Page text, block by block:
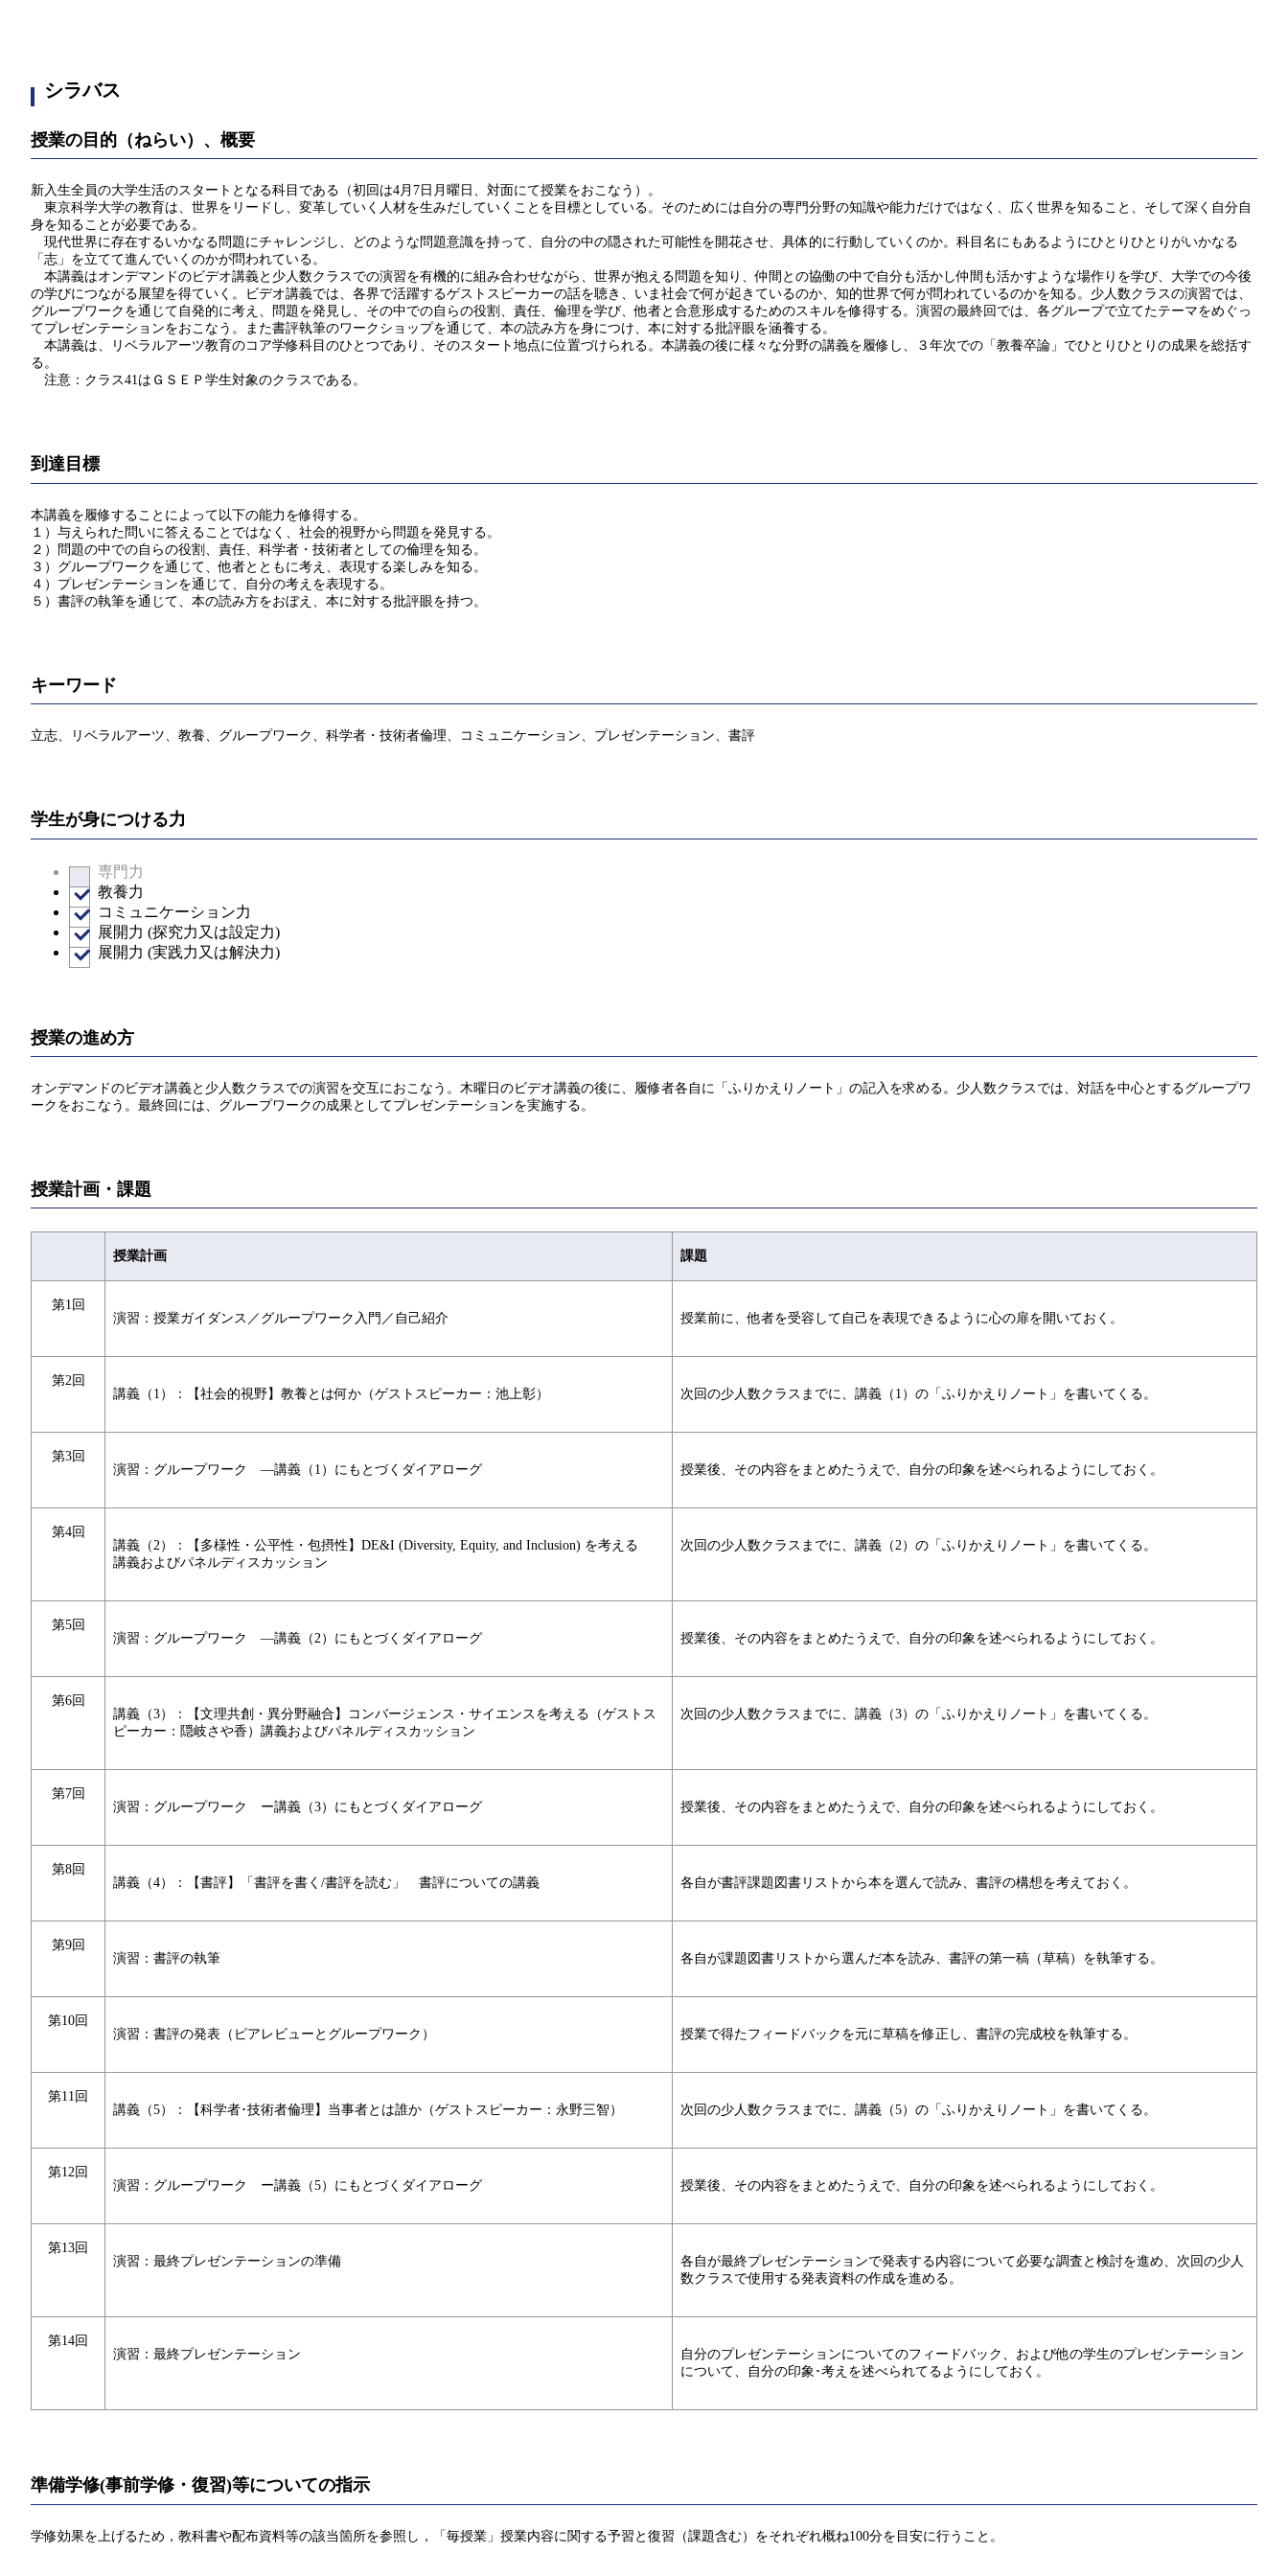
シラバス
授業の目的（ねらい）、概要
新入生全員の大学生活のスタートとなる科目である（初回は4月7日月曜日、対面にて授業をおこなう）。
東京科学大学の教育は、世界をリードし、変革していく人材を生みだしていくことを目標としている。そのためには自分の専門分野の知識や能力だけではなく、広く世界を知ること、そして深く自分自
身を知ることが必要である。
現代世界に存在するいかなる問題にチャレンジし、どのような問題意識を持って、自分の中の隠された可能性を開花させ、具体的に行動していくのか。科目名にもあるようにひとりひとりがいかなる
「志」を立てて進んでいくのかが問われている。
本講義はオンデマンドのビデオ講義と少人数クラスでの演習を有機的に組み合わせながら、世界が抱える問題を知り、仲間との協働の中で自分も活かし仲間も活かすような場作りを学び、大学での今後
の学びにつながる展望を得ていく。ビデオ講義では、各界で活躍するゲストスピーカーの話を聴き、いま社会で何が起きているのか、知的世界で何が問われているのかを知る。少人数クラスの演習では、
グループワークを通じて自発的に考え、問題を発見し、その中での自らの役割、責任、倫理を学び、他者と合意形成するためのスキルを修得する。演習の最終回では、各グループで立てたテーマをめぐっ
てプレゼンテーションをおこなう。また書評執筆のワークショップを通じて、本の読み方を身につけ、本に対する批評眼を涵養する。
本講義は、リベラルアーツ教育のコア学修科目のひとつであり、そのスタート地点に位置づけられる。本講義の後に様々な分野の講義を履修し、３年次での「教養卒論」でひとりひとりの成果を総括す
る。
注意：クラス41はＧＳＥＰ学生対象のクラスである。
到達目標
本講義を履修することによって以下の能力を修得する。
１）与えられた問いに答えることではなく、社会的視野から問題を発見する。
２）問題の中での自らの役割、責任、科学者・技術者としての倫理を知る。
３）グループワークを通じて、他者とともに考え、表現する楽しみを知る。
４）プレゼンテーションを通じて、自分の考えを表現する。
５）書評の執筆を通じて、本の読み方をおぼえ、本に対する批評眼を持つ。
キーワード
立志、リベラルアーツ、教養、グループワーク、科学者・技術者倫理、コミュニケーション、プレゼンテーション、書評
学生が身につける力
専門力
教養力
コミュニケーション力
展開力 (探究力又は設定力)
展開力 (実践力又は解決力)
授業の進め方
オンデマンドのビデオ講義と少人数クラスでの演習を交互におこなう。木曜日のビデオ講義の後に、履修者各自に「ふりかえりノート」の記入を求める。少人数クラスでは、対話を中心とするグループワ
ークをおこなう。最終回には、グループワークの成果としてプレゼンテーションを実施する。
授業計画・課題
授業計画 課題
第1回
演習：授業ガイダンス／グループワーク入門／自己紹介
授業前に、他者を受容して自己を表現できるように心の扉を開いておく。
第2回
講義（1）：【社会的視野】教養とは何か（ゲストスピーカー：池上彰）
次回の少人数クラスまでに、講義（1）の「ふりかえりノート」を書いてくる。
第3回
演習：グループワーク ―講義（1）にもとづくダイアローグ
授業後、その内容をまとめたうえで、自分の印象を述べられるようにしておく。
第4回
講義（2）：【多様性・公平性・包摂性】DE&I (Diversity, Equity, and Inclusion) を考える
講義およびパネルディスカッション
次回の少人数クラスまでに、講義（2）の「ふりかえりノート」を書いてくる。
第5回
演習：グループワーク ―講義（2）にもとづくダイアローグ
授業後、その内容をまとめたうえで、自分の印象を述べられるようにしておく。
第6回
講義（3）：【文理共創・異分野融合】コンバージェンス・サイエンスを考える（ゲストス
ピーカー：隠岐さや香）講義およびパネルディスカッション
次回の少人数クラスまでに、講義（3）の「ふりかえりノート」を書いてくる。
第7回
演習：グループワーク ー講義（3）にもとづくダイアローグ
授業後、その内容をまとめたうえで、自分の印象を述べられるようにしておく。
第8回
講義（4）：【書評】「書評を書く/書評を読む」 書評についての講義
各自が書評課題図書リストから本を選んで読み、書評の構想を考えておく。
第9回
演習：書評の執筆
各自が課題図書リストから選んだ本を読み、書評の第一稿（草稿）を執筆する。
第10回
演習：書評の発表（ピアレビューとグループワーク）
授業で得たフィードバックを元に草稿を修正し、書評の完成校を執筆する。
第11回
講義（5）：【科学者･技術者倫理】当事者とは誰か（ゲストスピーカー：永野三智）
次回の少人数クラスまでに、講義（5）の「ふりかえりノート」を書いてくる。
第12回
演習：グループワーク ー講義（5）にもとづくダイアローグ
授業後、その内容をまとめたうえで、自分の印象を述べられるようにしておく。
第13回
演習：最終プレゼンテーションの準備
各自が最終プレゼンテーションで発表する内容について必要な調査と検討を進め、次回の少人
数クラスで使用する発表資料の作成を進める。
第14回
演習：最終プレゼンテーション
自分のプレゼンテーションについてのフィードバック、および他の学生のプレゼンテーション
について、自分の印象･考えを述べられてるようにしておく。
準備学修(事前学修・復習)等についての指示
学修効果を上げるため，教科書や配布資料等の該当箇所を参照し，「毎授業」授業内容に関する予習と復習（課題含む）をそれぞれ概ね100分を目安に行うこと。